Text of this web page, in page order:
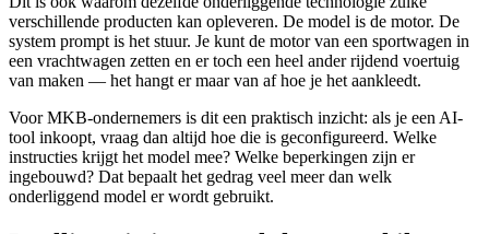
verschillende producten kan opleveren. De model is de motor. De
system prompt is het stuur. Je kunt de motor van een sportwagen in
een vrachtwagen zetten en er toch een heel ander rijdend voertuig
van maken — het hangt er maar van af hoe je het aankleedt.
Voor MKB-ondernemers is dit een praktisch inzicht: als je een AI-
tool inkoopt, vraag dan altijd hoe die is geconfigureerd. Welke
instructies krijgt het model mee? Welke beperkingen zijn er
ingebouwd? Dat bepaalt het gedrag veel meer dan welk
onderliggend model er wordt gebruikt.